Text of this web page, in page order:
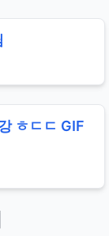
ㅎㄷㄷ GIF